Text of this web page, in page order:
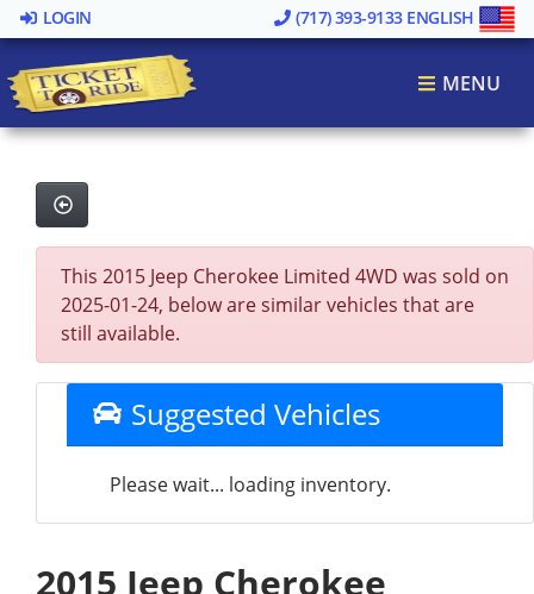
LOGIN (717) 393-9133 ENGLISH
MENU
This 2015 Jeep Cherokee Limited 4WD was sold on
2025-01-24, below are similar vehicles that are
still available.
Suggested Vehicles
Please wait... loading inventory.
2015 Jeep Cherokee